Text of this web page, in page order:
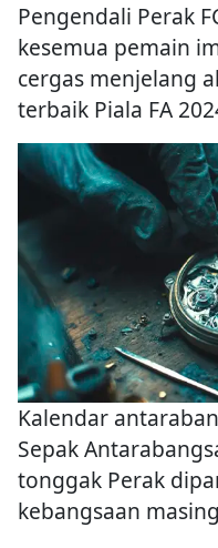
Pengendali Perak
kesemua pemain
cergas menjelang
terbaik Piala FA
Kalendar
Sepak
tonggak Perak
kebangsaan